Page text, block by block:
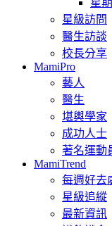
星
星級訪問
醫生訪談
校長分享
MamiPro
藝人
醫生
堪輿學家
成功人士
著名運動
MamiTrend
每週好去
星級追縱
最新資訊